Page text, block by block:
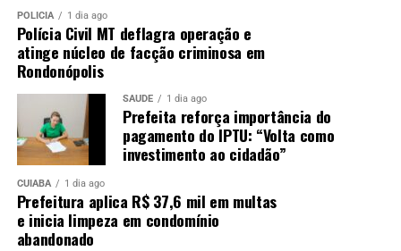
POLÍCIA 1 dia ago
Polícia Civil MT deflagra operação e
atinge núcleo de facção criminosa em
Rondonópolis
SAÚDE 1 dia ago
Prefeita reforça importância do
pagamento do IPTU: “Volta como
investimento ao cidadão”
CUIABÁ 1 dia ago
Prefeitura aplica R$ 37,6 mil em multas
e inicia limpeza em condomínio
abandonado